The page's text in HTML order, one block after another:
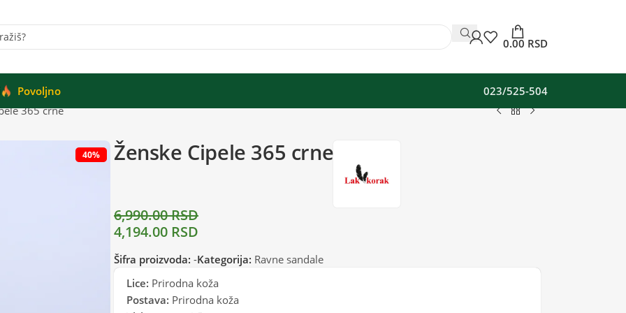
0.00 RSD
Povoljno
023/525-504
365 crne
40% Ženske Cipele 365 crne
6,990.00RSD
4,194.00 RSD
Šifra proizvoda: -Kategorija: Ravne sandale
Lice: Prirodna koža
Postava: Prirodna koža